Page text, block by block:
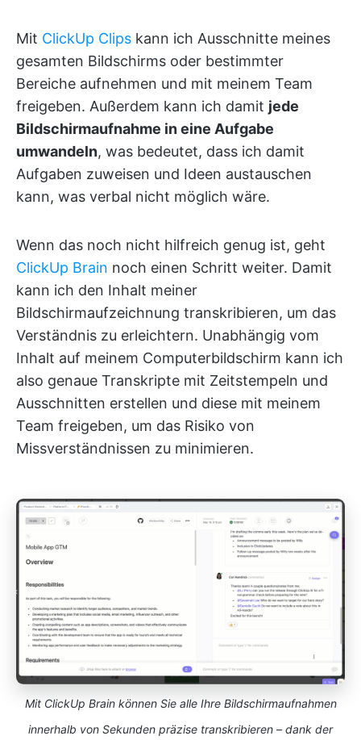
Mit ClickUp Clips kann ich Ausschnitte meines
gesamten Bildschirms oder bestimmter
Bereiche aufnehmen und mit meinem Team
freigeben. Außerdem kann ich damit jede
Bildschirmaufnahme in eine Aufgabe
umwandeln, was bedeutet, dass ich damit
Aufgaben zuweisen und Ideen austauschen
kann, was verbal nicht möglich wäre.
Wenn das noch nicht hilfreich genug ist, geht
ClickUp Brain noch einen Schritt weiter. Damit
kann ich den Inhalt meiner
Bildschirmaufzeichnung transkribieren, um das
Verständnis zu erleichtern. Unabhängig vom
Inhalt auf meinem Computerbildschirm kann ich
also genaue Transkripte mit Zeitstempeln und
Ausschnitten erstellen und diese mit meinem
Team freigeben, um das Risiko von
Missverständnissen zu minimieren.
Mit ClickUp Brain können Sie alle Ihre Bildschirmaufnahmen
innerhalb von Sekunden präzise transkribieren – dank der